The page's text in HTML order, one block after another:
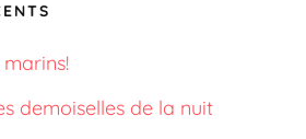
demoiselles de la nuit